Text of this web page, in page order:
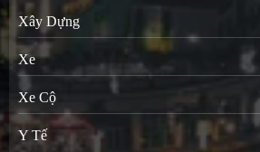
Xây Dựng
Xe
Xe Cộ
Y Tế